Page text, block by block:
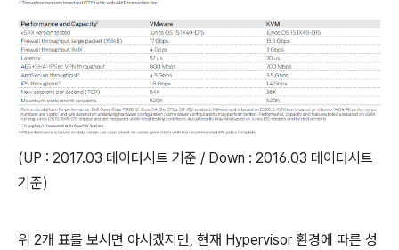
(UP : 2017.03 데이터시트 기준 / Down : 2016.03 데이터시트
기준)
위 2개 표를 보시면 아시겠지만, 현재 Hypervisor 환경에 따른 성